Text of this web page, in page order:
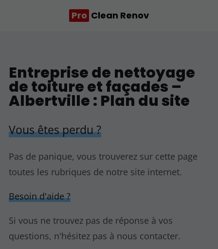
Pro Clean Renov
Entreprise de nettoyage
de toiture et façades –
Albertville : Plan du site
Vous êtes perdu ?
Pas de panique, vous trouverez sur cette page
toutes les rubriques de notre site internet.​​
Besoin d'aide ?
Si vous ne trouvez pas de réponse à vos
questions, n'hésitez pas à nous contacter.